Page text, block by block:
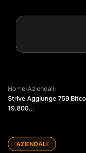
Home›Aziendali›
Strive Aggiunge 759
19.800...
AZIENDALI